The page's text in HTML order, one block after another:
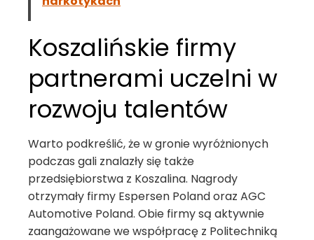
Koszalińskie firmy
partnerami uczelni w
rozwoju talentów
Warto podkreślić, że w gronie wyróżnionych
podczas gali znalazły się także
przedsiębiorstwa z Koszalina. Nagrody
otrzymały firmy Espersen Poland oraz AGC
Automotive Poland. Obie firmy są aktywnie
zaangażowane we współpracę z Politechniką